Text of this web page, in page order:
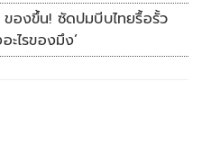
องขึ้น! ซัดปมบีบไทยรื้อรั้ว
ะไรของมึง’